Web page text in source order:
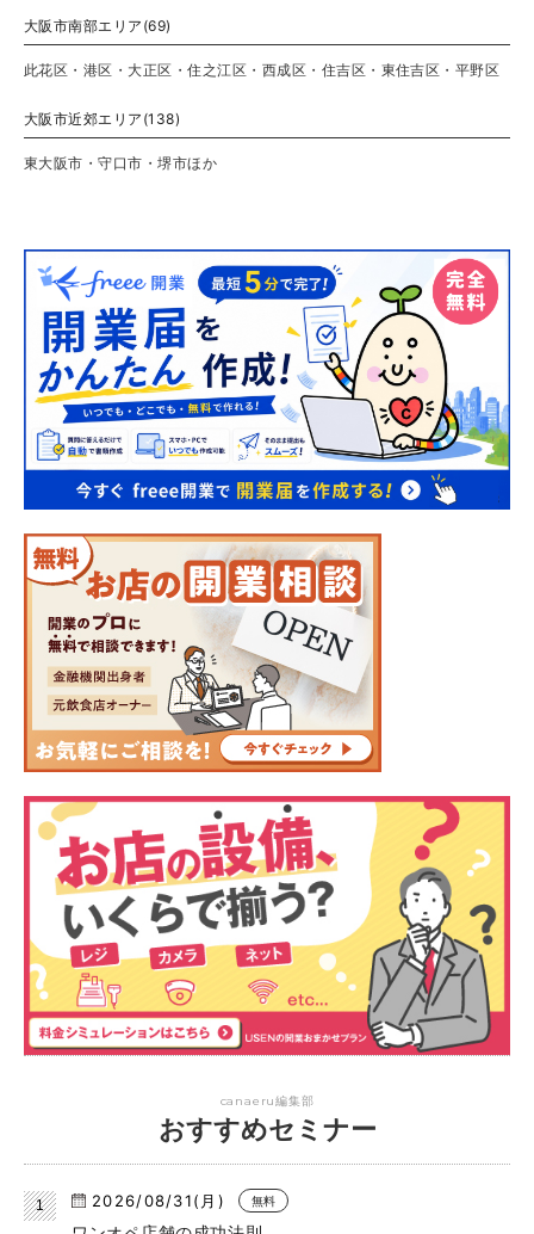
大阪市南部エリア(69)
此花区・港区・大正区・住之江区・西成区・住吉区・東住吉区・平野区
大阪市近郊エリア(138)
東大阪市・守口市・堺市ほか
canaeru編集部
おすすめセミナー
2026/08/31(月) 無料